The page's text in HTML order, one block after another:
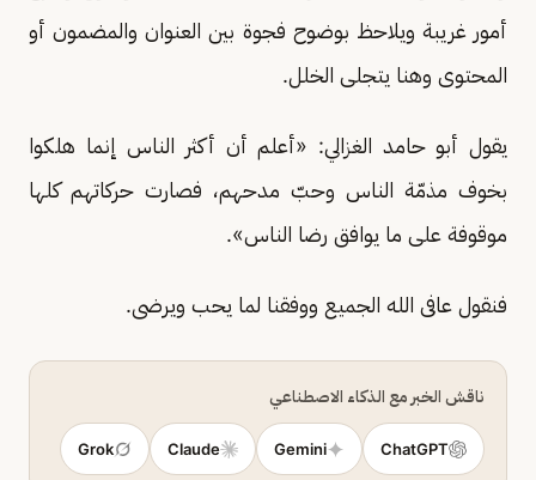
أمور غريبة ويلاحظ بوضوح فجوة بين العنوان والمضمون أو
المحتوى وهنا يتجلى الخلل.
يقول أبو حامد الغزالي: «أعلم أن أكثر الناس إنما هلكوا
بخوف مذمّة الناس وحبّ مدحهم، فصارت حركاتهم كلها
موقوفة على ما يوافق رضا الناس».
فنقول عافى الله الجميع ووفقنا لما يحب ويرضى.
ناقش الخبر مع الذكاء الاصطناعي
ChatGPT
Gemini
Claude
Grok